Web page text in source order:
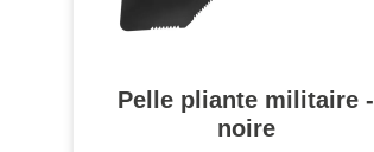
Pelle pliante militaire -
noire